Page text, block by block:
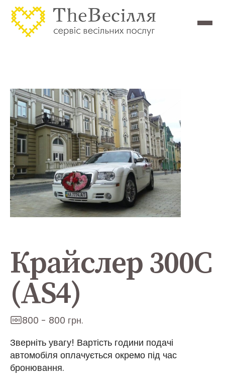
Крайслер 300С
(AS4)
800 - 800 грн.
Зверніть увагу! Вартість години подачі
автомобіля оплачується окремо під час
бронювання.